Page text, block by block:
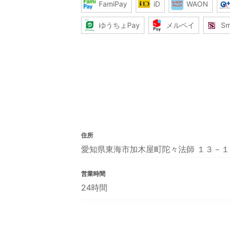
FamiPay iD WAON
ゆうちょPay メルペイ
住所
愛知県東海市加木屋町陀々法師 １３－１
営業時間
24時間